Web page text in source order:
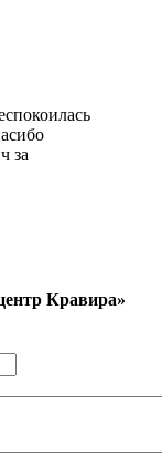
за
Кравира»